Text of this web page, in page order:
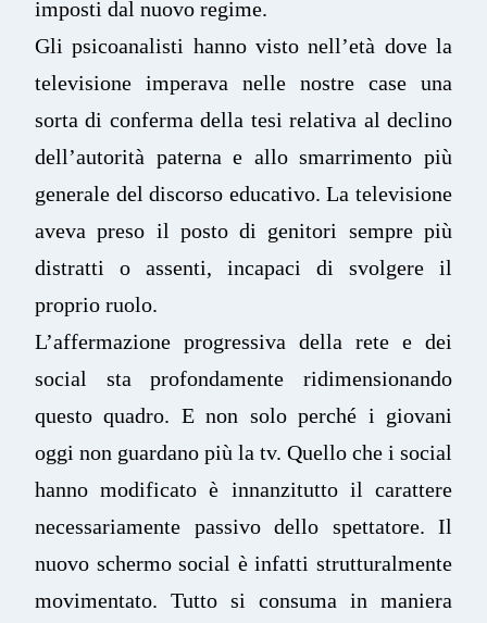
imposti dal nuovo regime.
Gli psicoanalisti hanno visto nell’età dove la
televisione imperava nelle nostre case una
sorta di conferma della tesi relativa al declino
dell’autorità paterna e allo smarrimento più
generale del discorso educativo. La televisione
aveva preso il posto di genitori sempre più
distratti o assenti, incapaci di svolgere il
proprio ruolo.
L’affermazione progressiva della rete e dei
social sta profondamente ridimensionando
questo quadro. E non solo perché i giovani
oggi non guardano più la tv. Quello che i social
hanno modificato è innanzitutto il carattere
necessariamente passivo dello spettatore. Il
nuovo schermo social è infatti strutturalmente
movimentato. Tutto si consuma in maniera